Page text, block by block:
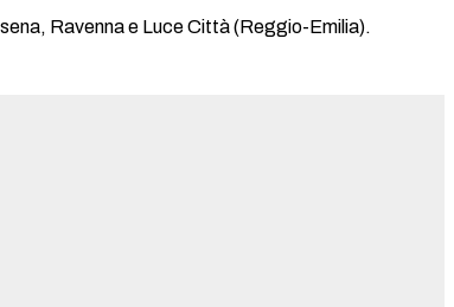
Ravenna e Luce Città (Reggio-Emilia).